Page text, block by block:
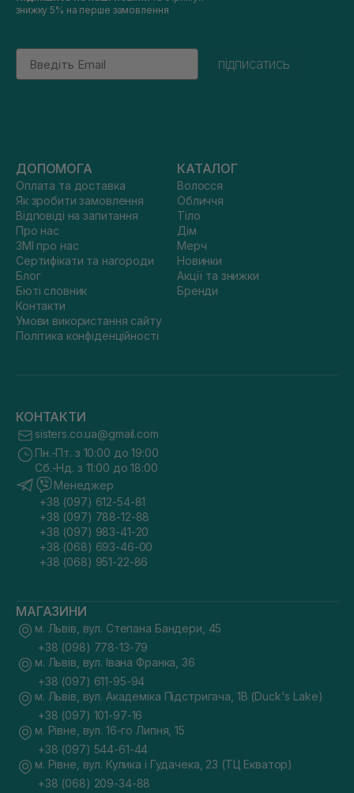
знижку 5% на перше замовлення
Email
підписатись
ДОПОМОГА
Оплата та доставка
Як зробити замовлення
Відповіді на запитання
Про нас
ЗМІ про нас
Сертифікати та нагороди
Блог
Бюті словник
Контакти
Умови використання сайту
Політика конфіденційності
КАТАЛОГ
Волосся
Обличчя
Тіло
Дім
Мерч
Новинки
Акції та знижки
Бренди
КОНТАКТИ
sisters.co.ua@gmail.com
Пн.-Пт. з 10:00 до 19:00
Сб.-Нд. з 11:00 до 18:00
Менеджер
+38 (097) 612-54-81
+38 (097) 788-12-88
+38 (097) 983-41-20
+38 (068) 693-46-00
+38 (068) 951-22-86
МАГАЗИНИ
м. Львів, вул. Степана Бандери, 45
+38 (098) 778-13-79
м. Львів, вул. Івана Франка, 36
+38 (097) 611-95-94
м. Львів, вул. Академіка Підстригача, 1В (Duck's Lake)
+38 (097) 101-97-16
м. Рівне, вул. 16-го Липня, 15
+38 (097) 544-61-44
м. Рівне, вул. Кулика і Гудачека, 23 (ТЦ Екватор)
+38 (068) 209-34-88